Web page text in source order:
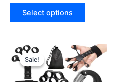
through
Select options
This
variants.
The
options
Sale!
Sale!